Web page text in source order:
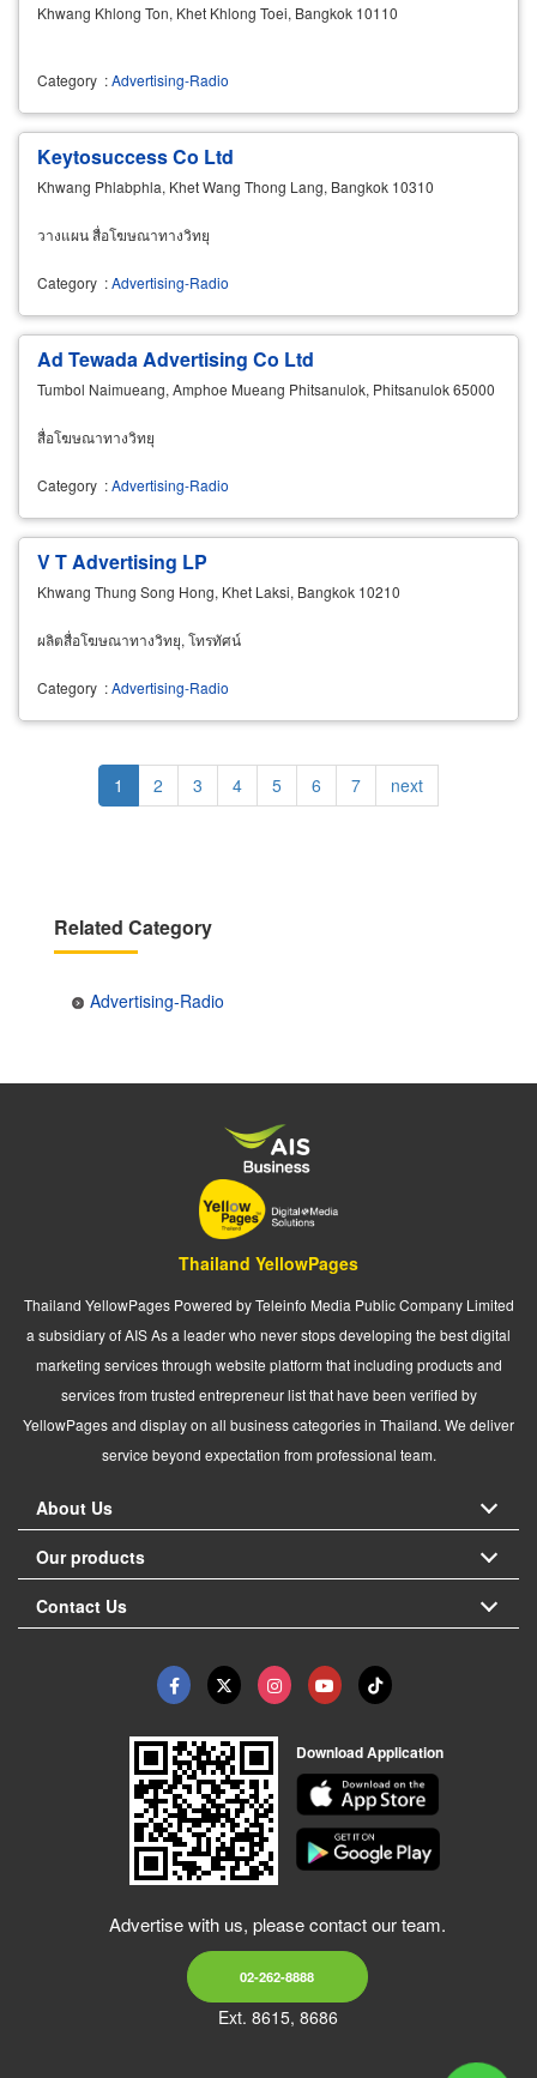
Khwang Khlong Ton, Khet Khlong Toei, Bangkok 10110
Category :Advertising-Radio
Keytosuccess Co Ltd
Khwang Phlabphla, Khet Wang Thong Lang, Bangkok 10310
วางแผน สื่อโฆษณาทางวิทยุ
Category :Advertising-Radio
Ad Tewada Advertising Co Ltd
Tumbol Naimueang, Amphoe Mueang Phitsanulok, Phitsanulok 65000
สื่อโฆษณาทางวิทยุ
Category :Advertising-Radio
V T Advertising LP
Khwang Thung Song Hong, Khet Laksi, Bangkok 10210
ผลิตสื่อโฆษณาทางวิทยุ, โทรทัศน์
Category :Advertising-Radio
PaginationCurrent
page
1 Page
2 Page
3 Page
4 Page
5 Page
6 Page
7
Next
page
next
Related Category
Advertising-Radio
Thailand YellowPages
Thailand YellowPages Powered by Teleinfo Media Public Company Limited
a subsidiary of AIS As a leader who never stops developing the best digital
marketing services through website platform that including products and
services from trusted entrepreneur list that have been verified by
YellowPages and display on all business categories in Thailand. We deliver
service beyond expectation from professional team.
About Us
Our products
Contact Us
Download Application
Advertise with us, please contact our team.
02-262-8888
Ext. 8615, 8686